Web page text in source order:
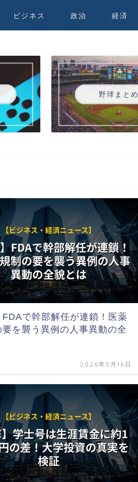
ビジネス 政治 経済
野球まとめ
FDAで幹部解任が連鎖！医薬
要を襲う異例の人事異動の全
2026年5月16日